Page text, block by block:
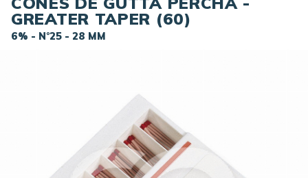
GREATER TAPER (60)
6% - N°25 - 28 MM